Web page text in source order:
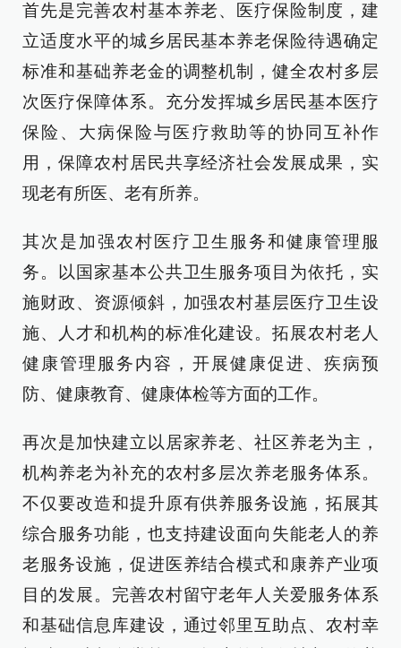
首先是完善农村基本养老、医疗保险制度，建
立适度水平的城乡居民基本养老保险待遇确定
标准和基础养老金的调整机制，健全农村多层
次医疗保障体系。充分发挥城乡居民基本医疗
保险、大病保险与医疗救助等的协同互补作
用，保障农村居民共享经济社会发展成果，实
现老有所医、老有所养。
其次是加强农村医疗卫生服务和健康管理服
务。以国家基本公共卫生服务项目为依托，实
施财政、资源倾斜，加强农村基层医疗卫生设
施、人才和机构的标准化建设。拓展农村老人
健康管理服务内容，开展健康促进、疾病预
防、健康教育、健康体检等方面的工作。
再次是加快建立以居家养老、社区养老为主，
机构养老为补充的农村多层次养老服务体系。
不仅要改造和提升原有供养服务设施，拓展其
综合服务功能，也支持建设面向失能老人的养
老服务设施，促进医养结合模式和康养产业项
目的发展。完善农村留守老年人关爱服务体系
和基础信息库建设，通过邻里互助点、农村幸